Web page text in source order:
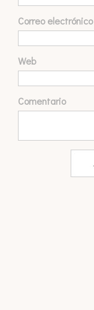
Correo electrónico
Web
Comentario